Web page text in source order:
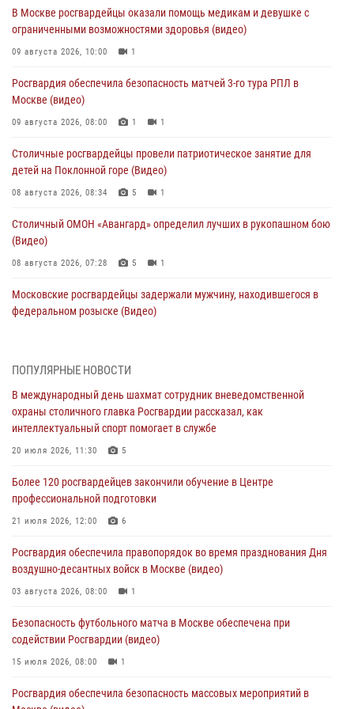
В Москве росгвардейцы оказали помощь медикам и девушке с
ограниченными возможностями здоровья (видео)
09 августа 2026, 10:00 1
Росгвардия обеспечила безопасность матчей 3-го тура РПЛ в
Москве (видео)
09 августа 2026, 08:00 1 1
Столичные росгвардейцы провели патриотическое занятие для
детей на Поклонной горе (Видео)
08 августа 2026, 08:34 5 1
Столичный ОМОН «Авангард» определил лучших в рукопашном бою
(Видео)
08 августа 2026, 07:28 5 1
Московские росгвардейцы задержали мужчину, находившегося в
федеральном розыске (Видео)
В центре столицы росгвардейцы задержали мужчину, пытавшегося
07 августа 2026, 09:26
Столичное управление вневедомственной охраны Росгвардии
признано лучшим по итогам полугодия на всероссийском
06 августа 2026, 14:59
Столичные росгвардейцы задержали троих мужчин, устроивших
06 августа 2026, 11:20 1
Охрану общественного порядка и безопасность на футбольном
06 августа 2026, 08:30
ПОПУЛЯРНЫЕ НОВОСТИ
В международный день шахмат сотрудник вневедомственной
охраны столичного главка Росгвардии рассказал, как
интеллектуальный спорт помогает в службе
20 июля 2026, 11:30 5
Более 120 росгвардейцев закончили обучение в Центре
профессиональной подготовки
21 июля 2026, 12:00 6
Росгвардия обеспечила правопорядок во время празднования Дня
воздушно-десантных войск в Москве (видео)
03 августа 2026, 08:00 1
Безопасность футбольного матча в Москве обеспечена при
содействии Росгвардии (видео)
15 июля 2026, 08:00 1
Росгвардия обеспечила безопасность массовых мероприятий в